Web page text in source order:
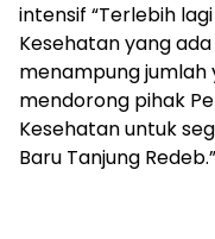
intensif “Terlebih
Kesehatan yang
menampung jumlah
mendorong pihak
Kesehatan untuk
Baru Tanjung